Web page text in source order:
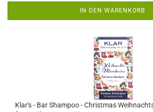
IN DEN WARENKORB
Klar's - Bar Shampoo - Christmas